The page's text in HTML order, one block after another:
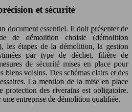
et sécurité
document essentiel. Il doit présenter de
de démolition choisie (démolition
les étapes de la démolition, la gestion
par type de déchet, filière de
de sécurité mises en place pour
biens voisins. Des schémas clairs et des
La mention de la mise en place
protection des riverains est obligatoire.
une entreprise de démolition qualifiée.